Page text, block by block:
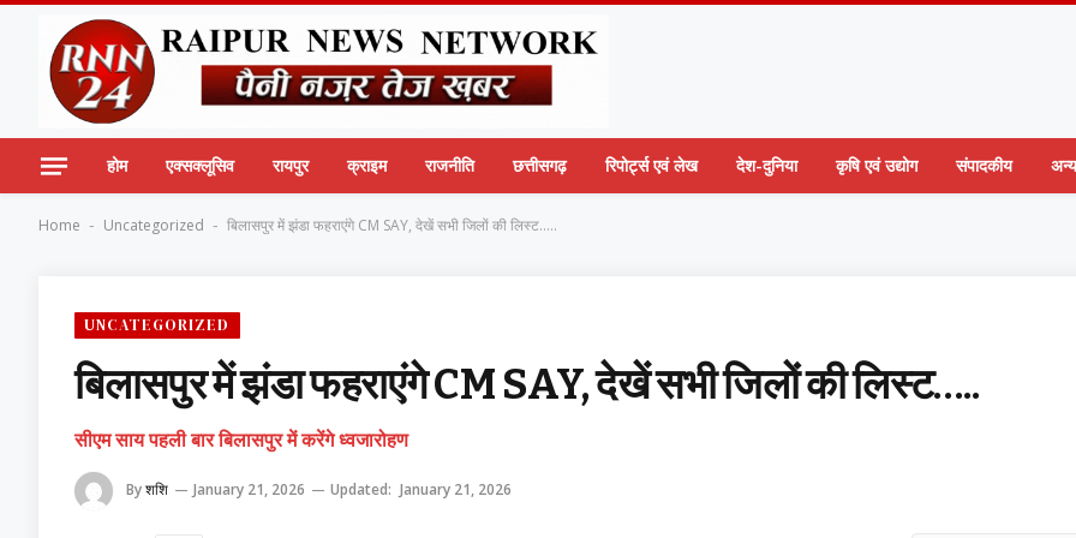
होम एक्सक्लूसिव रायपुर क्राइम राजनीति छत्तीसगढ़ रिपोर्ट्स एवं लेख देश-दुनिया कृषि एवं उद्योग संपादकीय अन्य
Home - Uncategorized - बिलासपुर में झंडा फहराएंगे CM SAY, देखें सभी जिलों की लिस्ट…..
UNCATEGORIZED
बिलासपुर में झंडा फहराएंगे CM SAY, देखें सभी जिलों की लिस्ट…..
सीएम साय पहली बार बिलासपुर में करेंगे ध्वजारोहण
Byशशि January 21, 2026 Updated: January 21, 2026